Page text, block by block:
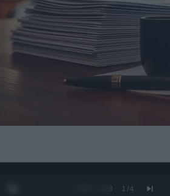
0:25 / 1:23 1 /4